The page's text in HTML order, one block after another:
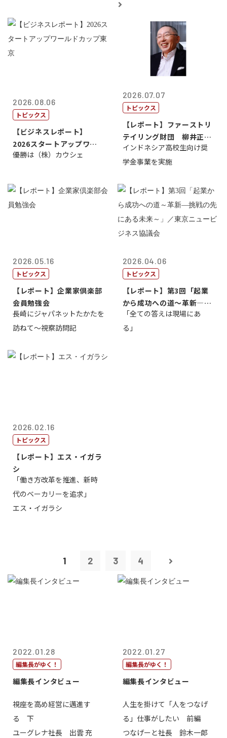
2026.08.06
トピックス
【ビジネスレポート】
2026スタートアップワー
ルドカップ東京
優勝は（株）カウシェ
2026.07.07
トピックス
【レポート】ファーストリ
テイリング財団 柳井正
理事長
インドネシア高校生向け奨
学金事業を実施
2026.05.16
トピックス
【レポート】企業家倶楽部
会員勉強会
長崎にジャパネットたかたを
訪ねて～視察訪問記
2026.04.06
トピックス
【レポート】第3回「起業
から成功への道～革新―挑
戦の先にある...
「全ての答えは現場にあ
る」
2026.02.16
トピックス
【レポート】エス・イガラ
シ
「働き方改革を推進、新時
代のベーカリーを追求」
エス・イガラシ
1 2 3 4
2022.01.28
編集長がゆく！
編集長インタビュー
視座を高め経営に邁進す
る 下
ユーグレナ社長 出雲 充
2022.01.27
編集長がゆく！
編集長インタビュー
人生を掛けて「人をつなげ
る」仕事がしたい 前編
つなげーと社長 鈴木一郎